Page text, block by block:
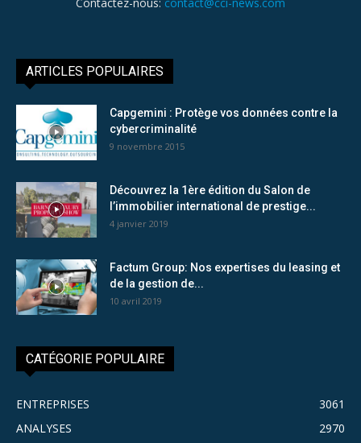
ARTICLES POPULAIRES
Capgemini : Protège vos données contre la
cybercriminalité
9 novembre 2015
Découvrez la 1ère édition du Salon de
l’immobilier international de prestige...
4 janvier 2019
Factum Group: Nos expertises du leasing et
de la gestion de...
10 avril 2019
CATÉGORIE POPULAIRE
ENTREPRISES
3061
ANALYSES
2970